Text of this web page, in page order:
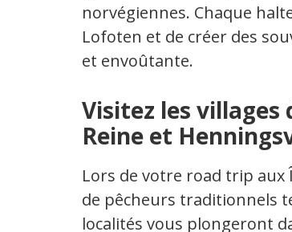
norvégiennes. Chaque
Lofoten et de créer des
et envoûtante.
Visitez les
Reine et
Lors de votre road trip aux
de pêcheurs traditionnels
localités vous plongeront